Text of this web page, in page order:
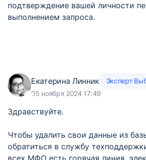
подтверждение вашей личности
выполнением запроса.
Екатерина Линник
Эксперт
05 ноября 2024 17:49
Здравствуйте.
Чтобы удалить свои данные из
обратиться в службу
всех МФО есть горячая линия,